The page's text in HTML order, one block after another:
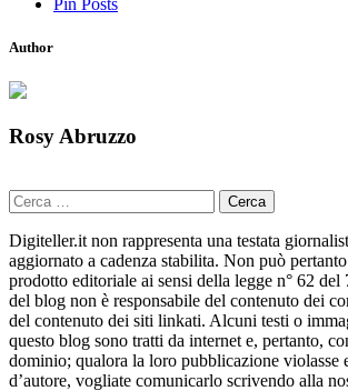
Author
Rosy Abruzzo
Ricerca
per:
Digiteller.it non rappresenta una testata
aggiornato a cadenza stabilita. Non può
prodotto editoriale ai sensi della legge n° 62 del
del blog non è responsabile del contenuto dei
del contenuto dei siti linkati. Alcuni testi o
questo blog sono tratti da internet e, pertanto,
dominio; qualora la loro pubblicazione violasse
d’autore, vogliate comunicarlo scrivendo alla